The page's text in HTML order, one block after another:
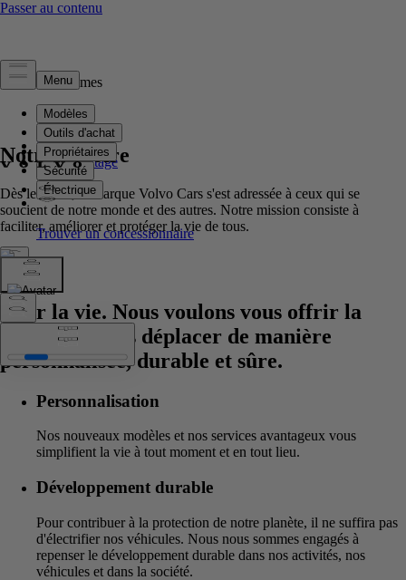
Qui nous sommes
Notre histoire
Notre héritage
Notre histoire
Dès le début, la marque Volvo Cars s'est adressée à ceux qui se
soucient de notre monde et des autres. Notre mission consiste à
faciliter, améliorer et protéger la vie de tous.
Pour la vie. Nous voulons vous offrir la
liberté de vous déplacer de manière
personnalisée, durable et sûre.
Personnalisation
Nos nouveaux modèles et nos services avantageux vous
simplifient la vie à tout moment et en tout lieu.
Développement durable
Pour contribuer à la protection de notre planète, il ne suffira pas
d'électrifier nos véhicules. Nous nous sommes engagés à
repenser le développement durable dans nos activités, nos
véhicules et dans la société.